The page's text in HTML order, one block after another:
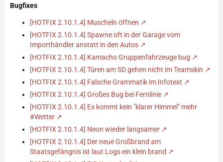
Bugfixes
[HOTFIX 2.10.1.4] Muscheln öffnen
[HOTFIX 2.10.1.4] Spawne oft in der Garage vom
Importhändler anstatt in den Autos
[HOTFIX 2.10.1.4] Kamacho Gruppenfahrzeuge bug
[HOTFIX 2.10.1.4] Türen am SD gehen nicht im Teamskin
[HOTFIX 2.10.1.4] Falsche Grammatik im Infotext
[HOTFIX 2.10.1.4] Großes Bug bei Fernlinie
[HOTFIX 2.10.1.4] Es kommt kein "klarer Himmel" mehr
#Wetter
[HOTFIX 2.10.1.4] Neon wieder langsamer
[HOTFIX 2.10.1.4] Der neue Großbrand am
Staatsgefängnis ist laut Logs ein klein brand